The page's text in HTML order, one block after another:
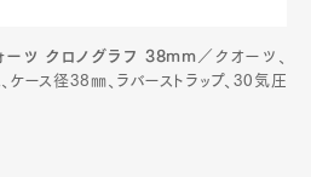
ーツ クロノグラフ 38mm ／クオーツ、
ケース径38㎜、ラバーストラップ、30気圧